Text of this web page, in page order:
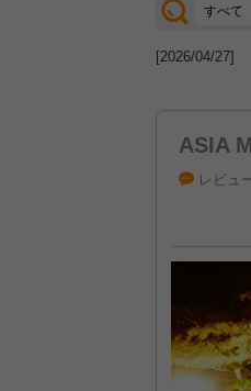
[2026/07/28]
[2026/04/27]
ASIA
レビュ